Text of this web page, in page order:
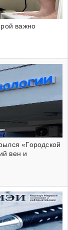
важно
«Городской
вен и